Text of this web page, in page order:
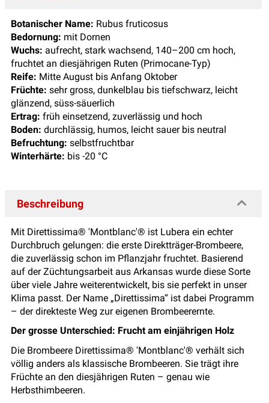
Botanischer Name: Rubus fruticosus
Bedornung: mit Dornen
Wuchs: aufrecht, stark wachsend, 140–200 cm hoch,
fruchtet an diesjährigen Ruten (Primocane-Typ)
Reife: Mitte August bis Anfang Oktober
Früchte: sehr gross, dunkelblau bis tiefschwarz, leicht
glänzend, süss-säuerlich
Ertrag: früh einsetzend, zuverlässig und hoch
Boden: durchlässig, humos, leicht sauer bis neutral
Befruchtung: selbstfruchtbar
Winterhärte: bis -20 °C
Beschreibung
Mit Direttissima® 'Montblanc'® ist Lubera ein echter
Durchbruch gelungen: die erste Direktträger-Brombeere,
die zuverlässig schon im Pflanzjahr fruchtet. Basierend
auf der Züchtungsarbeit aus Arkansas wurde diese Sorte
über viele Jahre weiterentwickelt, bis sie perfekt in unser
Klima passt. Der Name „Direttissima“ ist dabei Programm
– der direkteste Weg zur eigenen Brombeerernte.
Der grosse Unterschied: Frucht am einjährigen Holz
Die Brombeere Direttissima® 'Montblanc'® verhält sich
völlig anders als klassische Brombeeren. Sie trägt ihre
Früchte an den diesjährigen Ruten – genau wie
Herbsthimbeeren.